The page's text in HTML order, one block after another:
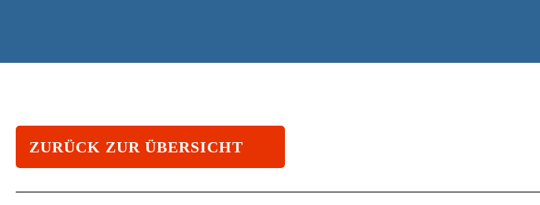
ZURÜCK ZUR ÜBERSICHT